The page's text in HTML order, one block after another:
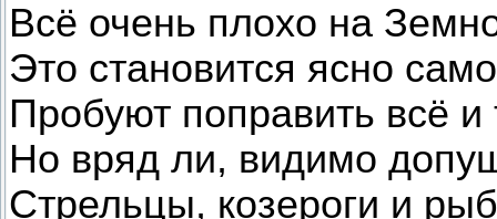
Всё очень плохо на
Это становится ясно
Пробуют поправить всё и
Но вряд ли, видимо
Стрельцы, козероги и